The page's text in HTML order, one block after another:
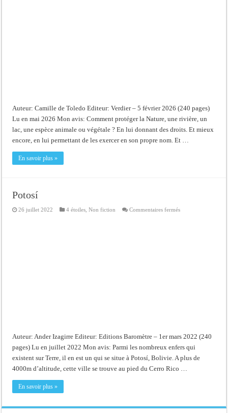
Auteur: Camille de Toledo Editeur: Verdier – 5 février 2026 (240 pages)
Lu en mai 2026 Mon avis: Comment protéger la Nature, une rivière, un
lac, une espèce animale ou végétale ? En lui donnant des droits. Et mieux
encore, en lui permettant de les exercer en son propre nom. Et …
En savoir plus »
Potosí
26 juillet 2022 4 étoiles ,Non fiction Commentaires ferméssur
Auteur: Ander Izagirre Editeur: Editions Baromètre – 1er mars 2022 (240
pages) Lu en juillet 2022 Mon avis: Parmi les nombreux enfers qui
existent sur Terre, il en est un qui se situe à Potosí, Bolivie. A plus de
4000m d’altitude, cette ville se trouve au pied du Cerro Rico …
En savoir plus »